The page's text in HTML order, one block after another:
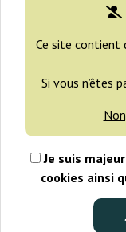
Ce site contient
Si vous n’êtes
Je suis
cookies ainsi